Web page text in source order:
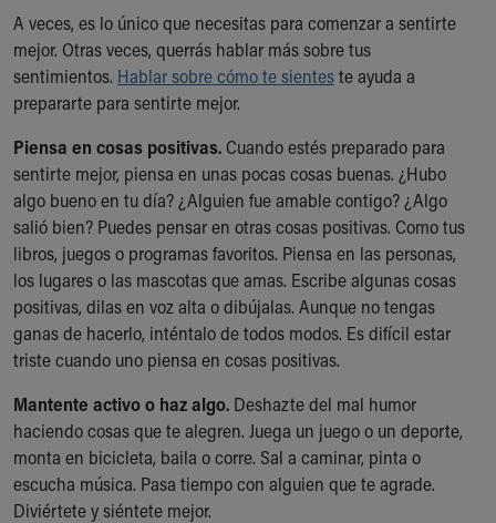
A veces, es lo único que necesitas para comenzar a sentirte
mejor. Otras veces, querrás hablar más sobre tus
sentimientos. Hablar sobre cómo te sienteste ayuda a
prepararte para sentirte mejor.
Piensa en cosas positivas. Cuando estés preparado para
sentirte mejor, piensa en unas pocas cosas buenas. ¿Hubo
algo bueno en tu día? ¿Alguien fue amable contigo? ¿Algo
salió bien? Puedes pensar en otras cosas positivas. Como tus
libros, juegos o programas favoritos. Piensa en las personas,
los lugares o las mascotas que amas. Escribe algunas cosas
positivas, dilas en voz alta o dibújalas. Aunque no tengas
ganas de hacerlo, inténtalo de todos modos. Es difícil estar
triste cuando uno piensa en cosas positivas.
Mantente activo o haz algo. Deshazte del mal humor
haciendo cosas que te alegren. Juega un juego o un deporte,
monta en bicicleta, baila o corre. Sal a caminar, pinta o
escucha música. Pasa tiempo con alguien que te agrade.
Diviértete y siéntete mejor.